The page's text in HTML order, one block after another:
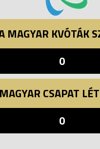
MAGYAR KVÓTÁK
0
CSAPAT
0